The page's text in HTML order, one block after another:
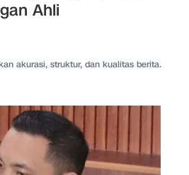
Ahli
akurasi, struktur, dan kualitas berita.